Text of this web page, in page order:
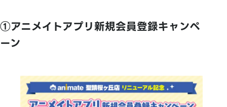
①アニメイトアプリ新規会員登録キャンペ
ーン